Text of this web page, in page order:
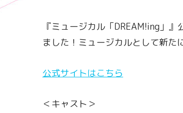
『ミュージカル「DREAM!ing」
ました！ミュージカルとして新た
公式サイトはこちら
＜キャスト＞